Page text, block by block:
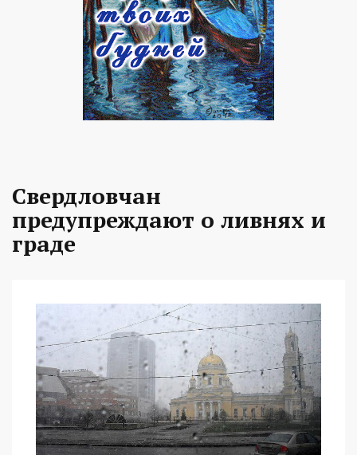
Свердловчан
предупреждают о ливнях и
граде